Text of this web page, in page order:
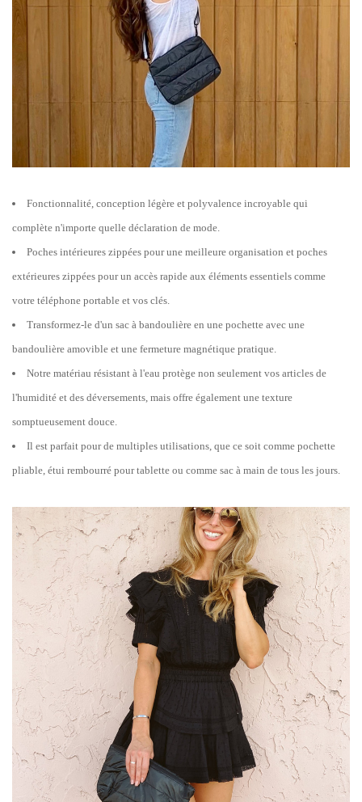
Fonctionnalité, conception légère et polyvalence incroyable qui
complète n'importe quelle déclaration de mode.
Poches intérieures zippées pour une meilleure organisation et poches
extérieures zippées pour un accès rapide aux éléments essentiels comme
votre téléphone portable et vos clés.
Transformez-le d'un sac à bandoulière en une pochette avec une
bandoulière amovible et une fermeture magnétique pratique.
Notre matériau résistant à l'eau protège non seulement vos articles de
l'humidité et des déversements, mais offre également une texture
somptueusement douce.
Il est parfait pour de multiples utilisations, que ce soit comme pochette
pliable, étui rembourré pour tablette ou comme sac à main de tous les jours.